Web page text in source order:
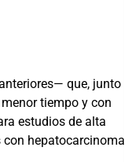
que, junto
tiempo y con
estudios de alta
hepatocarcinoma